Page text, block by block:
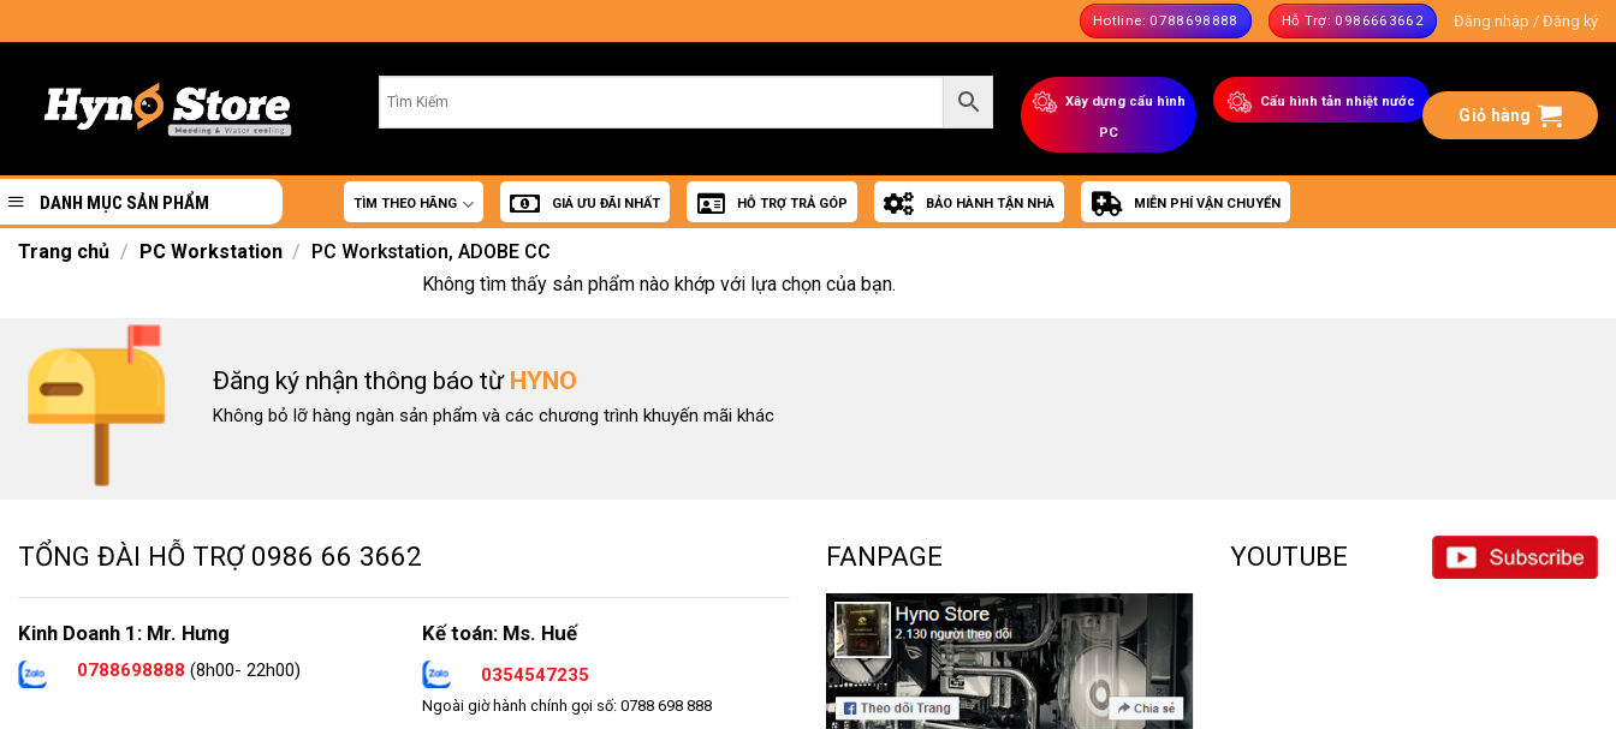
to
Hotline: 0788698888 Hỗ Trợ: 0986663662 Đăng nhập / Đăng ký
Xây dựng cấu hình
PC
Cấu hình tản nhiệt nước
Giỏ hàng
DANH MỤC SẢN PHẨM TÌM THEO HÃNG GIÁ ƯU ĐÃI NHẤT HỖ TRỢ TRẢ GÓP BẢO HÀNH TẬN NHÀ MIỄN PHÍ VẬN CHUYỂN
Trang chủ / PC Workstation / PC Workstation, ADOBE CC
Không tìm thấy sản phẩm nào khớp với lựa chọn của bạn.
Đăng ký nhận thông báo từ HYNO
Không bỏ lỡ hàng ngàn sản phẩm và các chương trình khuyến mãi khác
TỔNG ĐÀI HỖ TRỢ 0986 66 3662
Kinh Doanh 1: Mr. Hưng
0788698888 (8h00- 22h00)
Kế toán: Ms. Huế
0354547235
Ngoài giờ hành chính gọi số: 0788 698 888
FANPAGE YOUTUBE